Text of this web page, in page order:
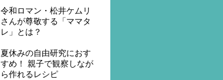
令和ロマン・松井ケムリ
さんが尊敬する「ママタ
レ」とは？
夏休みの自由研究におす
すめ！ 親子で観察しなが
ら作れるレシピ